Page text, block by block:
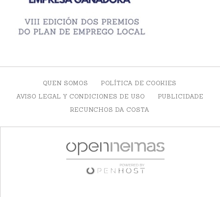
QUEN SOMOS
POLÍTICA DE COOKIES
AVISO LEGAL Y CONDICIONES DE USO
PUBLICIDADE
RECUNCHOS DA COSTA